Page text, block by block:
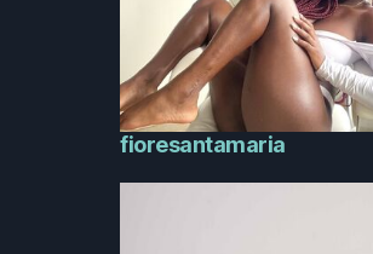
fioresantamaria